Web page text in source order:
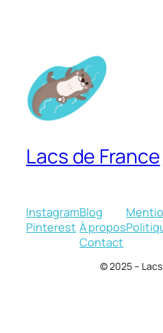
Lacs de France
Instagram
Pinterest
Blog
À propos
Contact
© 2025 –